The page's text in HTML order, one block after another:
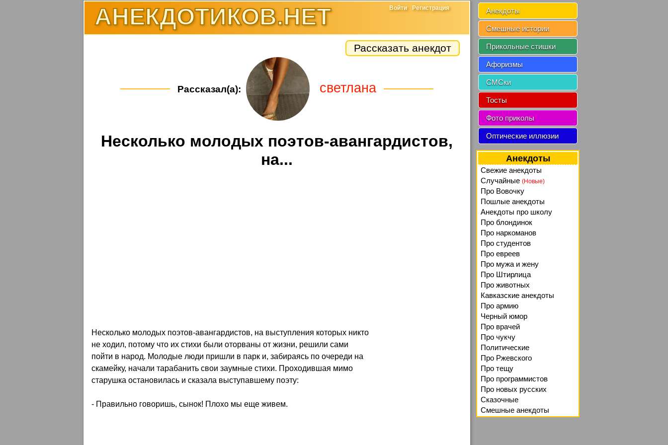
АНЕКДОТИКОВ.НЕТ Войти Регистрация
Рассказать анекдот
Рассказал(а): светлана
Несколько молодых поэтов-авангардистов,
на...
Несколько молодых поэтов-авангардистов, на выступления которых никто
не ходил, потому что их стихи были оторваны от жизни, решили сами
пойти в народ. Молодые люди пришли в парк и, забираясь по очереди на
скамейку, начали тарабанить свои заумные стихи. Проходившая мимо
старушка остановилась и сказала выступавшему поэту:
- Правильно говоришь, сынок! Плохо мы еще живем.
Анекдоты
Смешные истории
Прикольные стишки
Афоризмы
СМСки
Тосты
Фото приколы
Оптические иллюзии
Анекдоты
Свежие анекдоты
Случайные (Новые)
Про Вовочку
Пошлые анекдоты
Анекдоты про школу
Про блондинок
Про наркоманов
Про студентов
Про евреев
Про мужа и жену
Про Штирлица
Про животных
Кавказские анекдоты
Про армию
Черный юмор
Про врачей
Про чукчу
Политические
Про Ржевского
Про тещу
Про программистов
Про новых русских
Сказочные
Смешные анекдоты